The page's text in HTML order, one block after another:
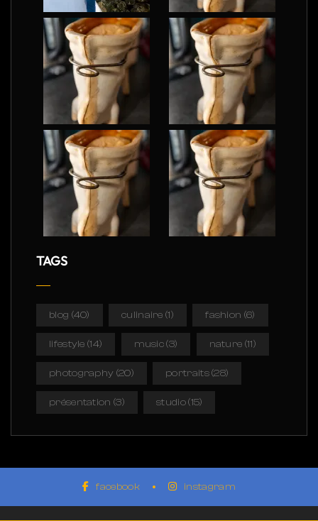
TAGS
blog (40) culinaire (1) fashion (6)
lifestyle (14) music(3) nature (11)
photography (20) portraits(28)
présentation (3) studio(15)
facebook instagram